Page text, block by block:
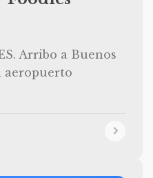
Arribo a Buenos
aeropuerto